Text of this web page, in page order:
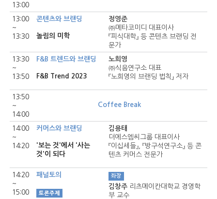
13:00
13:00
~
13:30
콘텐츠와 브랜딩
놀림의 미학
정영준
㈜메타코미디 대표이사
『피식대학』 등 콘텐츠 브랜딩 전
문가
13:30
~
13:50
F&B 트렌드와 브랜딩
F&B Trend 2023
노희영
㈜식음연구소 대표
『노희영의 브랜딩 법칙』 저자
13:50
~
14:00
Coffee Break
14:00
~
14:20
커머스와 브랜딩
'보는 것'에서 '사는
것'이 되다
김용태
더에스엠씨그룹 대표이사
『이십세들』, 『방구석연구소』 등 콘
텐츠 커머스 전문가
14:20
~
15:00
패널토의
토론주제
좌장
김창주 리츠메이칸대학교 경영학
부 교수